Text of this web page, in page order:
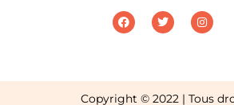
Copyright © 2022 | Tous